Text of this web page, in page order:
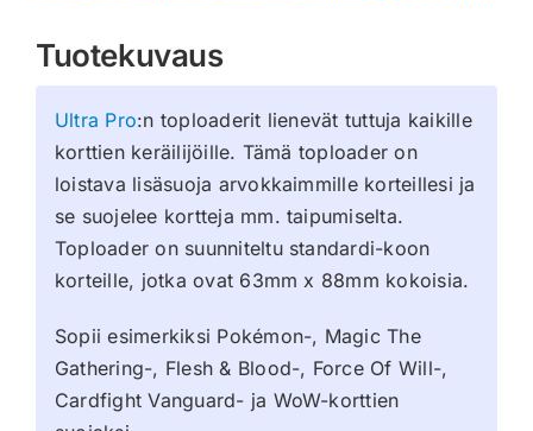
Tuotekuvaus
Ultra Pro:n toploaderit lienevät tuttuja kaikille
korttien keräilijöille. Tämä toploader on
loistava lisäsuoja arvokkaimmille korteillesi ja
se suojelee kortteja mm. taipumiselta.
Toploader on suunniteltu standardi-koon
korteille, jotka ovat 63mm x 88mm kokoisia.
Sopii esimerkiksi Pokémon-, Magic The
Gathering-, Flesh & Blood-, Force Of Will-,
Cardfight Vanguard- ja WoW-korttien